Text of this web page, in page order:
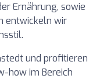
Ernährung, sowie
entwickeln wir
und profitieren
how im Bereich